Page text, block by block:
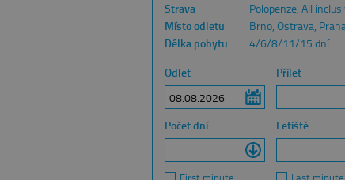
Strava
Polopenze, All
Místo odletu
Brno, Ostrava,
Délka pobytu
4/6/8/11/15 dní
Odlet
Přílet
Počet dní Letiště